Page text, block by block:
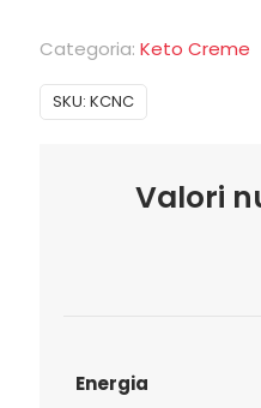
Categoria: Keto Creme
SKU: KCNC
Valori
Energia